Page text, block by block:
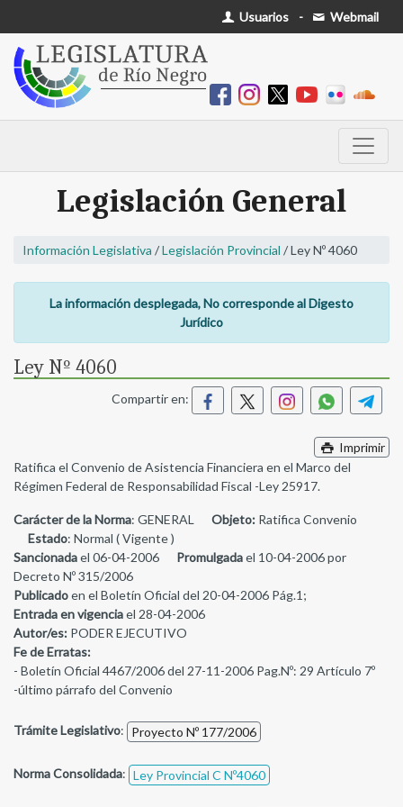
Usuarios - Webmail
Legislación General
Información Legislativa /Legislación Provincial / Ley Nº 4060
La información desplegada, No corresponde al Digesto
Jurídico
Ley Nº 4060
Compartir en:
Imprimir
Ratifica el Convenio de Asistencia Financiera en el Marco del
Régimen Federal de Responsabilidad Fiscal -Ley 25917.
Carácter de la Norma: GENERAL Objeto: Ratifica Convenio
Estado: Normal ( Vigente )
Sancionadael 06-04-2006 Promulgadael 10-04-2006 por
Decreto Nº 315/2006
Publicadoen el Boletín Oficial del 20-04-2006 Pág.1;
Entrada en vigenciael 28-04-2006
Autor/es: PODER EJECUTIVO
Fe de Erratas:
- Boletín Oficial 4467/2006 del 27-11-2006 Pag.Nº: 29 Artículo 7º
-último párrafo del Convenio
Trámite Legislativo: Proyecto Nº 177/2006
Norma Consolidada: Ley Provincial C Nº4060